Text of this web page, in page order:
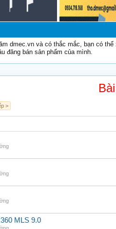
dmec.vn và có thắc mắc, bạn có
đăng bán sản phẩm của mình.
>
MLS 9.0